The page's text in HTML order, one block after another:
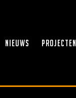
NIEUWS PROJECTEN